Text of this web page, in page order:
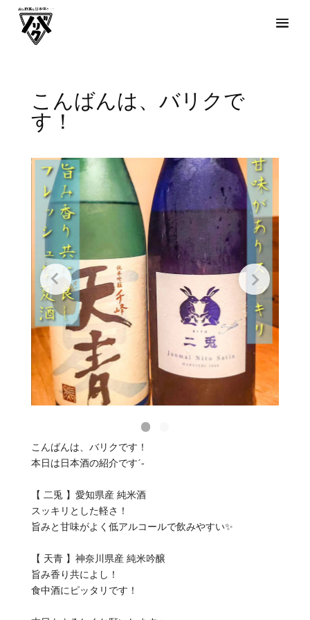
こんばんは、バリクで
す！⁡
こんばんは、バリクです！⁡
⁡本日は日本酒の紹介です´-⁡
⁡【 二兎 】愛知県産 純米酒⁡
⁡スッキリとした軽さ！⁡
⁡旨みと甘味がよく低アルコールで飲みやすい✨
⁡【 天青 】神奈川県産 純米吟醸
旨み香り共によし！
食中酒にピッタリです！⁡